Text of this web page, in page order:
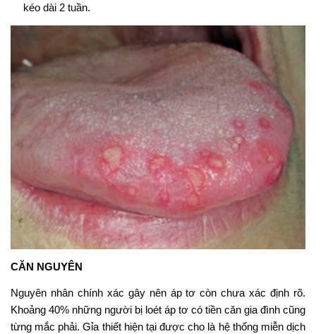
kéo dài 2 tuần.
CĂN NGUYÊN
Nguyên nhân chính xác gây nên áp tơ còn chưa xác định rõ.
Khoảng 40% những người bị loét áp tơ có tiền căn gia đình cũng
từng mắc phải. Gỉa thiết hiện tại được cho là hệ thống miễn dịch